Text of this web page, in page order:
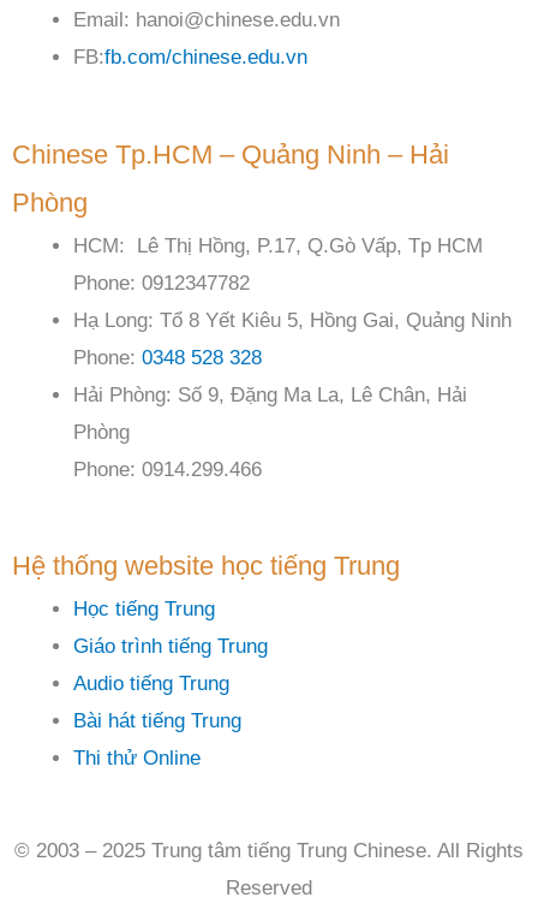
Email: hanoi@chinese.edu.vn
FB:fb.com/chinese.edu.vn
Chinese Tp.HCM – Quảng Ninh – Hải
Phòng
HCM: Lê Thị Hồng, P.17, Q.Gò Vấp, Tp HCM
Phone: 0912347782
Hạ Long: Tổ 8 Yết Kiêu 5, Hồng Gai, Quảng Ninh
Phone: 0348 528 328
Hải Phòng: Số 9, Đặng Ma La, Lê Chân, Hải
Phòng
Phone: 0914.299.466
Hệ thống website học tiếng Trung
Học tiếng Trung
Giáo trình tiếng Trung
Audio tiếng Trung
Bài hát tiếng Trung
Thi thử Online
© 2003 – 2025 Trung tâm tiếng Trung Chinese. All Rights
Reserved